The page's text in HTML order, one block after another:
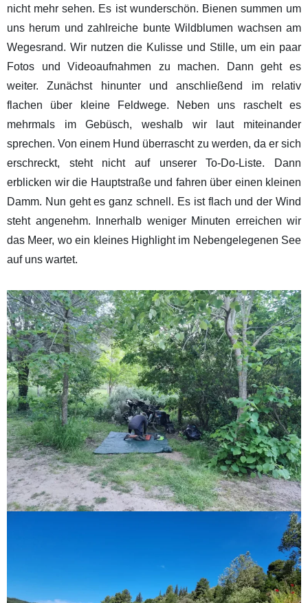
nicht mehr sehen. Es ist wunderschön. Bienen summen um
uns herum und zahlreiche bunte Wildblumen wachsen am
Wegesrand. Wir nutzen die Kulisse und Stille, um ein paar
Fotos und Videoaufnahmen zu machen. Dann geht es
weiter. Zunächst hinunter und anschließend im relativ
flachen über kleine Feldwege. Neben uns raschelt es
mehrmals im Gebüsch, weshalb wir laut miteinander
sprechen. Von einem Hund überrascht zu werden, da er sich
erschreckt, steht nicht auf unserer To-Do-Liste. Dann
erblicken wir die Hauptstraße und fahren über einen kleinen
Damm. Nun geht es ganz schnell. Es ist flach und der Wind
steht angenehm. Innerhalb weniger Minuten erreichen wir
das Meer, wo ein kleines Highlight im Nebengelegenen See
auf uns wartet.